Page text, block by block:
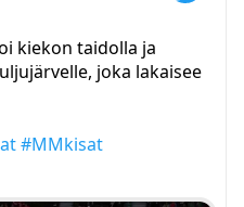
kiekon taidolla ja
joka lakaisee
#MMkisat